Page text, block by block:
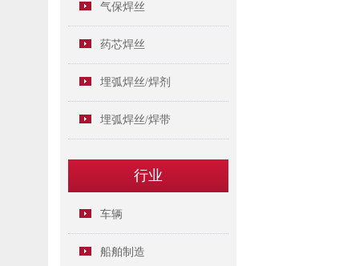
气保焊丝
药芯焊丝
埋弧焊丝/焊剂
埋弧焊丝/焊带
行业
车辆
船舶制造